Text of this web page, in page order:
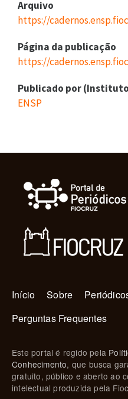
Arquivo
https://
Página da publicação
https://
Publicado por
ENSP
Navegação
Início Sobre
Perguntas Frequentes
Este portal é regido pela
Conhecimento, que busca
gratuito, público e aberto ao
intelectual produzida pela